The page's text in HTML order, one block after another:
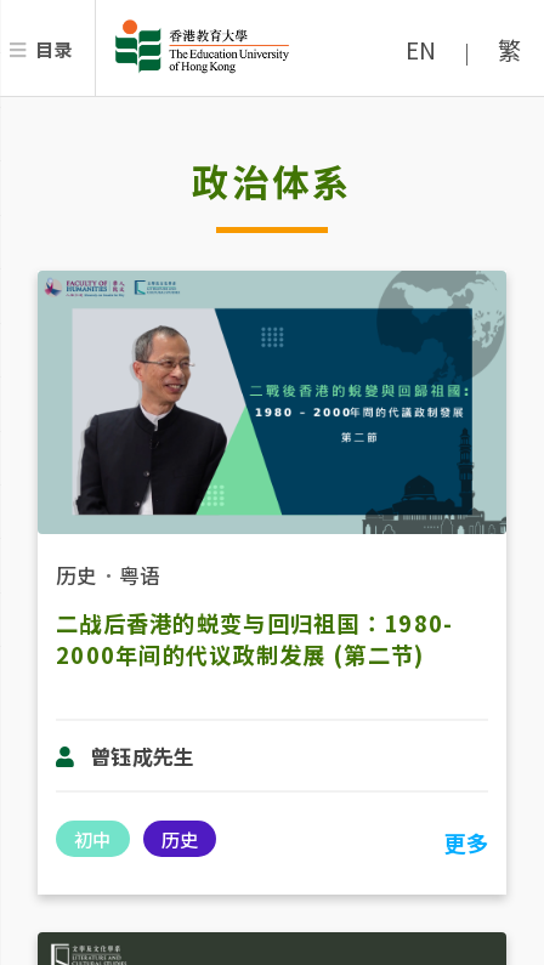
目录 EN | 繁
政治体系
历史 ． 粤语
二战后香港的蜕变与回归祖国：1980-
2000年间的代议政制发展 (第二节)
曾钰成先生
初中 历史 更多